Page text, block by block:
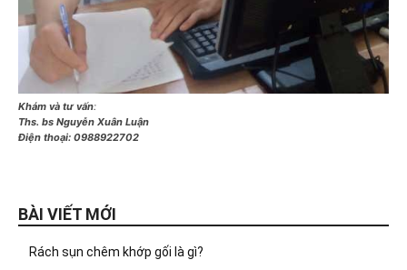
Khám và tư vấn:
Ths. bs Nguyễn Xuân Luận
Điện thoại: 0988922702
BÀI VIẾT MỚI
Rách sụn chêm khớp gối là gì?